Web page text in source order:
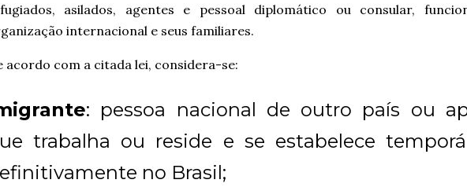
asilados, agentes e pessoal diplomático ou consular,
internacional e seus familiares.
acordo com a citada lei, considera-se:
: pessoa nacional de outro país ou
trabalha ou reside e se estabelece
no Brasil;